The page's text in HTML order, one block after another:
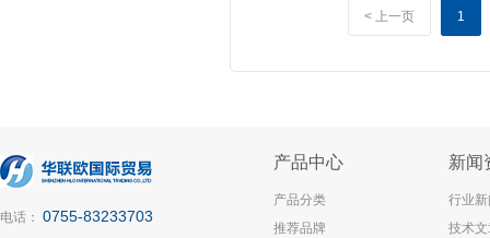
< 上一页 1
电话： 0755-83233703
产品中心
产品分类
推荐品牌
新闻
行业
技术